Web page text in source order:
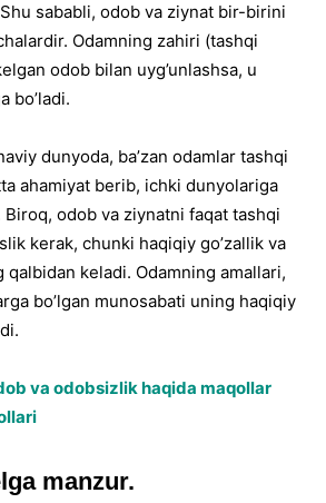
Shu sababli, odob va ziynat bir-birini
Odamning zahiri (tashqi
odob bilan uyg’unlashsa, u
bo’ladi.
dunyoda, ba’zan odamlar tashqi
ahamiyat berib, ichki dunyolariga
Biroq, odob va ziynatni faqat tashqi
kerak, chunki haqiqiy go’zallik va
qalbidan keladi. Odamning amallari,
bo’lgan munosabati uning haqiqiy
va odobsizlik haqida maqollar
manzur.